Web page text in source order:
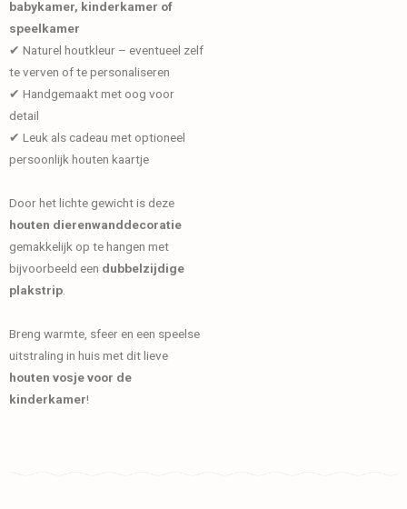
babykamer, kinderkamer of
speelkamer
✔ Naturel houtkleur – eventueel zelf
te verven of te personaliseren
✔ Handgemaakt met oog voor
detail
✔ Leuk als cadeau met optioneel
persoonlijk houten kaartje
Door het lichte gewicht is deze
houten dierenwanddecoratie
gemakkelijk op te hangen met
bijvoorbeeld een dubbelzijdige
plakstrip
Breng warmte, sfeer en een speelse
uitstraling in huis met dit lieve
houten vosje voor de
kinderkamer!